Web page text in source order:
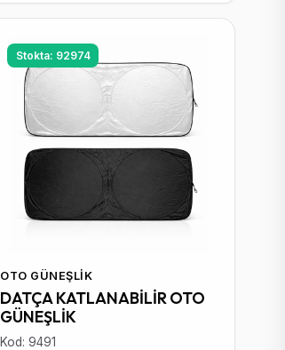
Stokta: 92974
OTO GÜNEŞLIK
DATÇA KATLANABİLİR OTO
GÜNEŞLİK
Kod: 9491